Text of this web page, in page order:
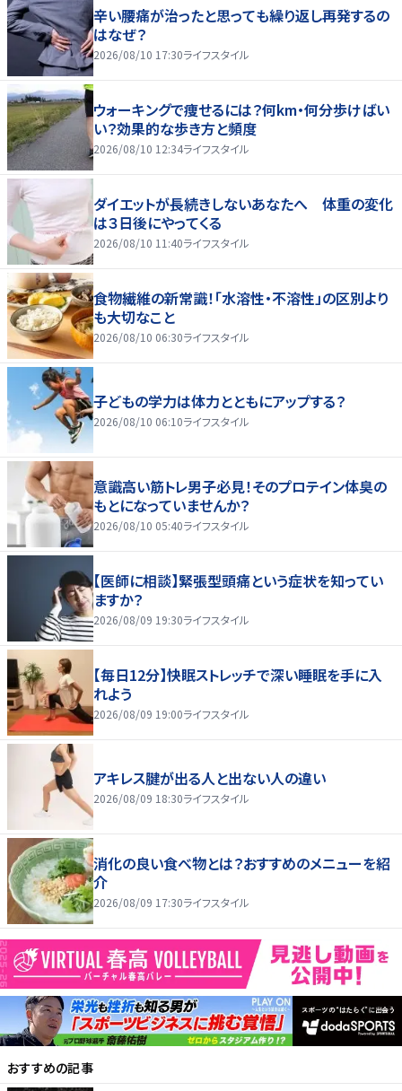
辛い腰痛が治ったと思っても繰り返し再発するの
はなぜ？
2026/08/10 17:30ライフスタイル
ウォーキングで痩せるには？何km・何分歩けばい
い？効果的な歩き方と頻度
2026/08/10 12:34ライフスタイル
ダイエットが長続きしないあなたへ 体重の変化
は３日後にやってくる
2026/08/10 11:40ライフスタイル
食物繊維の新常識！「水溶性・不溶性」の区別より
も大切なこと
2026/08/10 06:30ライフスタイル
子どもの学力は体力とともにアップする？
2026/08/10 06:10ライフスタイル
意識高い筋トレ男子必見！そのプロテイン体臭の
もとになっていませんか？
2026/08/10 05:40ライフスタイル
【医師に相談】緊張型頭痛という症状を知ってい
ますか？
2026/08/09 19:30ライフスタイル
【毎日12分】快眠ストレッチで深い睡眠を手に入
れよう
2026/08/09 19:00ライフスタイル
アキレス腱が出る人と出ない人の違い
2026/08/09 18:30ライフスタイル
消化の良い食べ物とは？おすすめのメニューを紹
介
2026/08/09 17:30ライフスタイル
おすすめの記事